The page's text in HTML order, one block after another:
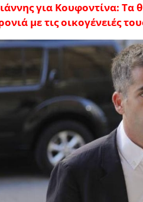
για Κουφοντίνα: Τα
με τις οικογένειές